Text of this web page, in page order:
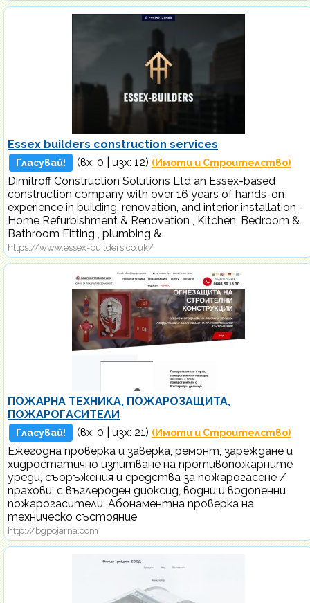
Essex builders construction services
Гласувай! (вх: 0 | изх: 12) (Имоти и Строителство)
Dimitroff Construction Solutions Ltd an Essex-based
construction company with over 16 years of hands-on
experience in building, renovation, and interior installation -
Home Refurbishment & Renovation , Kitchen, Bedroom &
Bathroom Fitting , plumbing &
https://www.essex-builders.co.uk/
ПОЖАРНА ТЕХНИКА, ПОЖАРОЗАЩИТА,
ПОЖАРОГАСИТЕЛИ
Гласувай! (вх: 0 | изх: 21) (Имоти и Строителство)
Ежегодна проверка и заверка, ремонт, зареждане и
хидростатично изпитване на противопожарните
уреди, съоръжения и средства за пожарогасене /
прахови, с въглероден диоксид, водни и водопенни
пожарогасители. Абонаментна проверка на
техническо състояние
http://bgpojarna.com